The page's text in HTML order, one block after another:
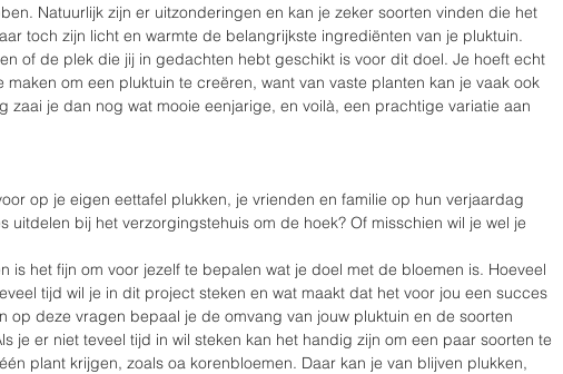
Natuurlijk zijn er uitzonderingen en kan je zeker soorten vinden die het
toch zijn licht en warmte de belangrijkste ingrediënten van je pluktuin.
of de plek die jij in gedachten hebt geschikt is voor dit doel. Je hoeft echt
maken om een pluktuin te creëren, want van vaste planten kan je vaak ook
zaai je dan nog wat mooie eenjarige, en voilà, een prachtige variatie aan
op je eigen eettafel plukken, je vrienden en familie op hun verjaardag
uitdelen bij het verzorgingstehuis om de hoek? Of misschien wil je wel je
is het fijn om voor jezelf te bepalen wat je doel met de bloemen is. Hoeveel
tijd wil je in dit project steken en wat maakt dat het voor jou een succes
op deze vragen bepaal je de omvang van jouw pluktuin en de soorten
je er niet teveel tijd in wil steken kan het handig zijn om een paar soorten te
plant krijgen, zoals oa korenbloemen. Daar kan je van blijven plukken,